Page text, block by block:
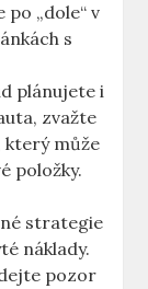
„dole“ v
s
plánujete i
zvažte
který může
položky.
strategie
náklady.
pozor